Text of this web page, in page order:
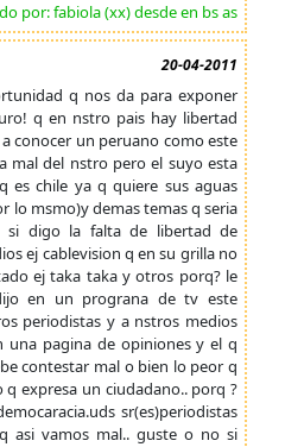
por: fabiola (xx) desde en bs as
20-04-2011
q nos da para exponer
q en nstro pais hay libertad
conocer un peruano como este
mal del nstro pero el suyo esta
es chile ya q quiere sus aguas
lo msmo)y demas temas q seria
si digo la falta de libertad de
ej cablevision q en su grilla no
ej taka taka y otros porq? le
en un prograna de tv este
periodistas y a nstros medios
una pagina de opiniones y el q
contestar mal o bien lo peor q
expresa un ciudadano.. porq ?
sr(es)periodistas
asi vamos mal.. guste o no si